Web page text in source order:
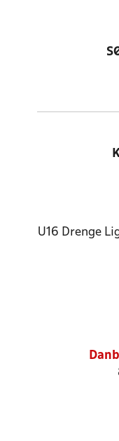
U16 Drenge